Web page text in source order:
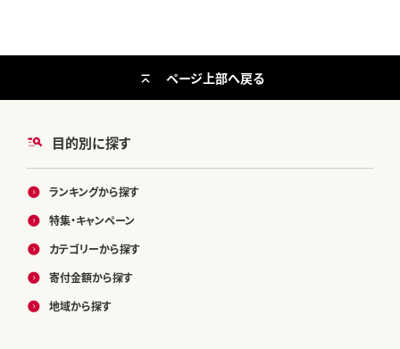
目的別に探す
ランキングから探す
特集・キャンペーン
カテゴリーから探す
寄付金額から探す
地域から探す
ページ上部へ戻る